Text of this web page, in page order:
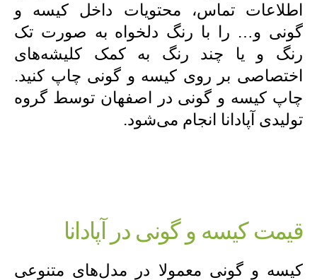
اطلاعات تماس، محتویات داخل کیسه و
گونی و… را با رنگ دلخواه به صورت تک
رنگ و یا چند رنگ به کمک کلیشه‌های
اختصاصی بر روی کیسه و گونی چاپ کنید.
چاپ کیسه و گونی در اصفهان توسط گروه
تولیدی آپادانا انجام می‌شود.
قیمت کیسه و گونی در آپادانا
کیسه و گونی معمولا در مدل‌های متنوعی